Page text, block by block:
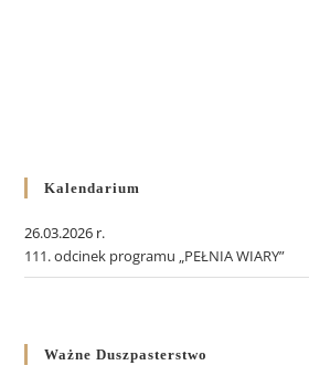
Kalendarium
26.03.2026 r.
111. odcinek programu „PEŁNIA WIARY”
Ważne Duszpasterstwo